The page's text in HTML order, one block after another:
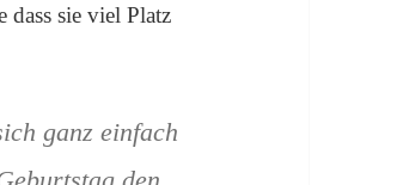
dass sie viel Platz
ganz einfach